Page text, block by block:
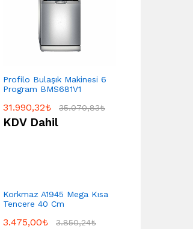
Profilo Bulaşık Makinesi 6
Program BMS681V1
31.990,32₺ 35.070,83₺
KDV Dahil
Korkmaz A1945 Mega Kısa
Tencere 40 Cm
3.475,00₺ 3.850,24₺